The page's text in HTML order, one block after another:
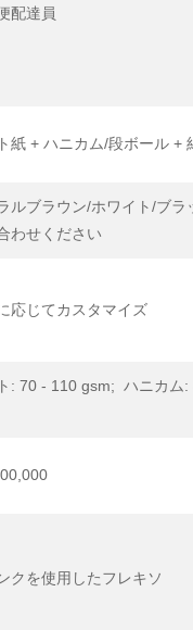
配達員
紙 + ハニカム/段ボール +
ルブラウン/ホワイト/ブラ
わせください
応じてカスタマイズ
: 70 - 110 gsm; ハニカム:
クを使用したフレキソ